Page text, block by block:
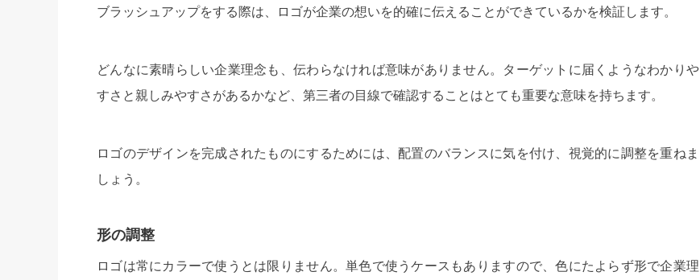
ブラッシュアップをする際は、ロゴが企業の想いを的確に伝えることができているかを検証します。
どんなに素晴らしい企業理念も、伝わらなければ意味がありません。ターゲットに届くようなわかりや
すさと親しみやすさがあるかなど、第三者の目線で確認することはとても重要な意味を持ちます。
ロゴのデザインを完成されたものにするためには、配置のバランスに気を付け、視覚的に調整を重ねま
しょう。
形の調整
ロゴは常にカラーで使うとは限りません。単色で使うケースもありますので、色にたよらず形で企業理